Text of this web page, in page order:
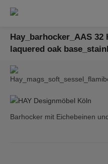
Hay_barhocker_AAS
laquered oak
Barhocker mit Eichebeinen